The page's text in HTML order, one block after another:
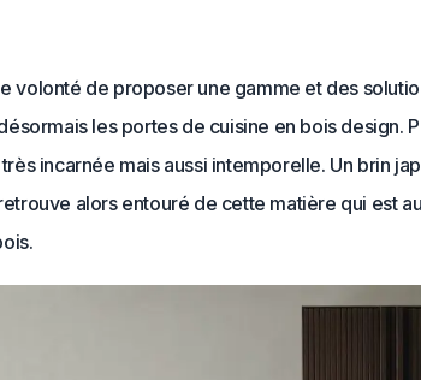
volonté de proposer une gamme et des
les portes de cuisine en bois design.
incarnée mais aussi intemporelle. Un brin
alors entouré de cette matière qui est